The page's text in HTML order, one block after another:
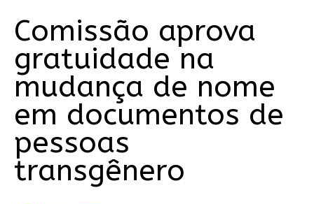
Comissão aprova
gratuidade na
mudança de nome
em documentos de
pessoas
transgênero